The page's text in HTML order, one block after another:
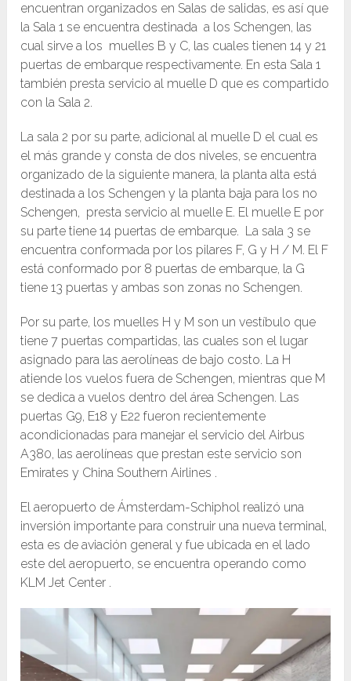
encuentran organizados en Salas de salidas, es así que
la Sala 1 se encuentra destinada a los Schengen, las
cual sirve a los muelles B y C, las cuales tienen 14 y 21
puertas de embarque respectivamente. En esta Sala 1
también presta servicio al muelle D que es compartido
con la Sala 2.
La sala 2 por su parte, adicional al muelle D el cual es
el más grande y consta de dos niveles, se encuentra
organizado de la siguiente manera, la planta alta está
destinada a los Schengen y la planta baja para los no
Schengen, presta servicio al muelle E. El muelle E por
su parte tiene 14 puertas de embarque. La sala 3 se
encuentra conformada por los pilares F, G y H / M. El F
está conformado por 8 puertas de embarque, la G
tiene 13 puertas y ambas son zonas no Schengen.
Por su parte, los muelles H y M son un vestíbulo que
tiene 7 puertas compartidas, las cuales son el lugar
asignado para las aerolíneas de bajo costo. La H
atiende los vuelos fuera de Schengen, mientras que M
se dedica a vuelos dentro del área Schengen. Las
puertas G9, E18 y E22 fueron recientemente
acondicionadas para manejar el servicio del Airbus
A380, las aerolíneas que prestan este servicio son
Emirates y China Southern Airlines .
El aeropuerto de Ámsterdam-Schiphol realizó una
inversión importante para construir una nueva terminal,
esta es de aviación general y fue ubicada en el lado
este del aeropuerto, se encuentra operando como
KLM Jet Center .